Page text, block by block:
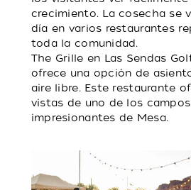
crecimiento. La cosecha se
día en varios restaurantes
toda la comunidad.
The Grille en Las Sendas
ofrece una opción de
aire libre. Este restaurante
vistas de uno de los
impresionantes de Mesa.